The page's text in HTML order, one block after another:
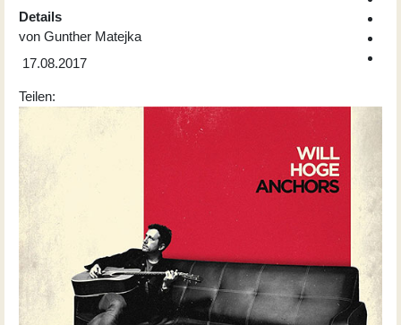
Details
von Gunther Matejka
17.08.2017
Teilen: